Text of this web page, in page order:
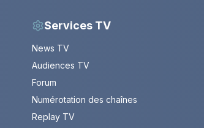
Services TV
News TV
Audiences TV
Forum
Numérotation des chaînes
Replay TV